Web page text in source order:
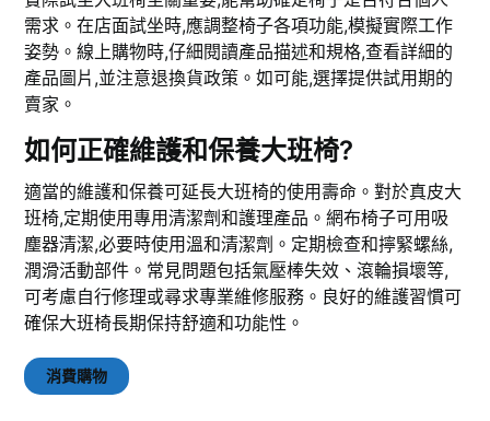
需求。在店面試坐時,應調整椅子各項功能,模擬實際工作
姿勢。線上購物時,仔細閱讀產品描述和規格,查看詳細的
產品圖片,並注意退換貨政策。如可能,選擇提供試用期的
賣家。
如何正確維護和保養大班椅?
適當的維護和保養可延長大班椅的使用壽命。對於真皮大
班椅,定期使用專用清潔劑和護理產品。網布椅子可用吸
塵器清潔,必要時使用溫和清潔劑。定期檢查和擰緊螺絲,
潤滑活動部件。常見問題包括氣壓棒失效、滾輪損壞等,
可考慮自行修理或尋求專業維修服務。良好的維護習慣可
確保大班椅長期保持舒適和功能性。
消費購物